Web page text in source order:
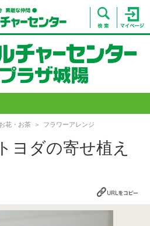
お花・お茶 フラワーアレンジ
ヨダの寄せ植え